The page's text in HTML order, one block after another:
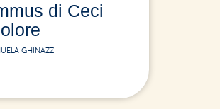
di Ceci
GHINAZZI